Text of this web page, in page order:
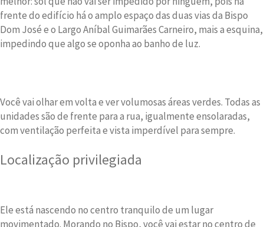
frente do edifício há o amplo espaço das duas vias da Bispo
Dom José e o Largo Aníbal Guimarães Carneiro, mais a esquina,
impedindo que algo se oponha ao banho de luz.
Você vai olhar em volta e ver volumosas áreas verdes. Todas as
unidades são de frente para a rua, igualmente ensolaradas,
com ventilação perfeita e vista imperdível para sempre.
Localização privilegiada
Ele está nascendo no centro tranquilo de um lugar
movimentado. Morando no Bispo, você vai estar no centro de